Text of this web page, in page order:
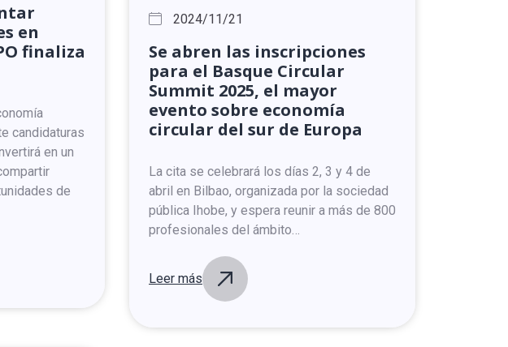
en
finaliza
candidaturas
en un
de
2024/11/21
Se abren las inscripciones
para el Basque Circular
Summit 2025, el mayor
evento sobre economía
circular del sur de Europa
La cita se celebrará los días 2, 3 y 4 de
abril en Bilbao, organizada por la sociedad
pública Ihobe, y espera reunir a más de 800
profesionales del ámbito…
Leer más